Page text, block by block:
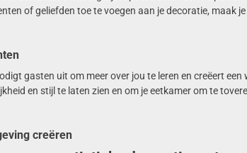
of geliefden toe te voegen aan je decoratie, maak
gasten uit om meer over jou te leren en creëert
en stijl te laten zien en om je eetkamer om te
creëren